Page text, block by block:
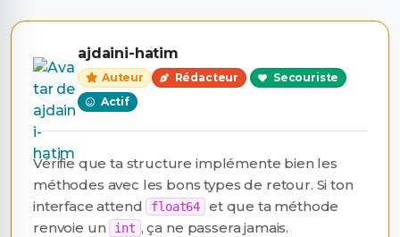
ajdaini-hatim
Auteur Rédacteur
Secouriste
Actif
Vérifie que ta structure implémente bien les
méthodes avec les bons types de retour. Si ton
interface attend
float64
et que ta méthode
renvoie un
int , ça ne passera jamais.